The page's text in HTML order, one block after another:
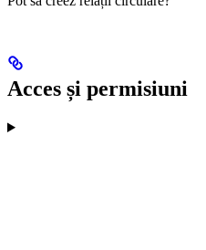
Acces și permisiuni